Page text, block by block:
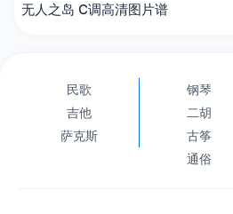
无人之岛 C调高清图片谱
民歌 钢琴
吉他
二胡
萨克斯
古筝
通俗